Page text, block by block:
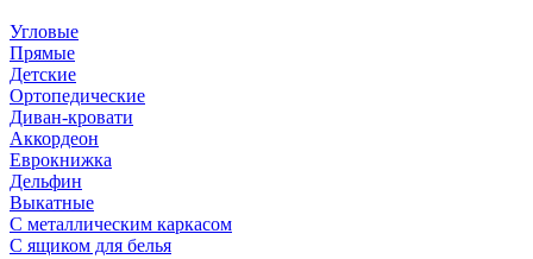
Угловые
Прямые
Детские
Ортопедические
Диван-кровати
Аккордеон
Еврокнижка
Дельфин
Выкатные
С металлическим каркасом
С ящиком для белья